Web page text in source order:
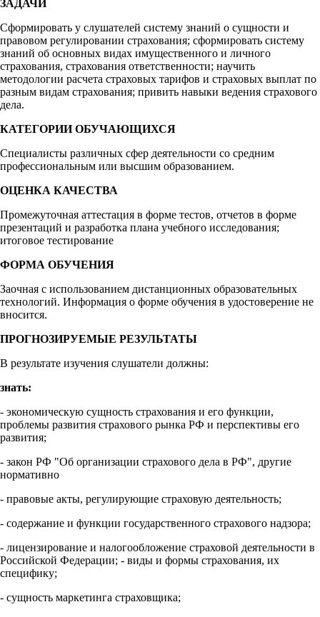
ЗАДАЧИ
Сформировать у слушателей систему знаний о сущности и
правовом регулировании страхования; сформировать систему
знаний об основных видах имущественного и личного
страхования, страхования ответственности; научить
методологии расчета страховых тарифов и страховых выплат по
разным видам страхования; привить навыки ведения страхового
дела.
КАТЕГОРИИ ОБУЧАЮЩИХСЯ
Специалисты различных сфер деятельности со средним
профессиональным или высшим образованием.
ОЦЕНКА КАЧЕСТВА
Промежуточная аттестация в форме тестов, отчетов в форме
презентаций и разработка плана учебного исследования;
итоговое тестирование
ФОРМА ОБУЧЕНИЯ
Заочная с использованием дистанционных образовательных
технологий. Информация о форме обучения в удостоверение не
вносится.
ПРОГНОЗИРУЕМЫЕ РЕЗУЛЬТАТЫ
В результате изучения слушатели должны:
знать:
- экономическую сущность страхования и его функции,
проблемы развития страхового рынка РФ и перспективы его
развития;
- закон РФ "Об организации страхового дела в РФ", другие
нормативно
- правовые акты, регулирующие страховую деятельность;
- содержание и функции государственного страхового надзора;
- лицензирование и налогообложение страховой деятельности в
Российской Федерации; - виды и формы страхования, их
специфику;
- сущность маркетинга страховщика;